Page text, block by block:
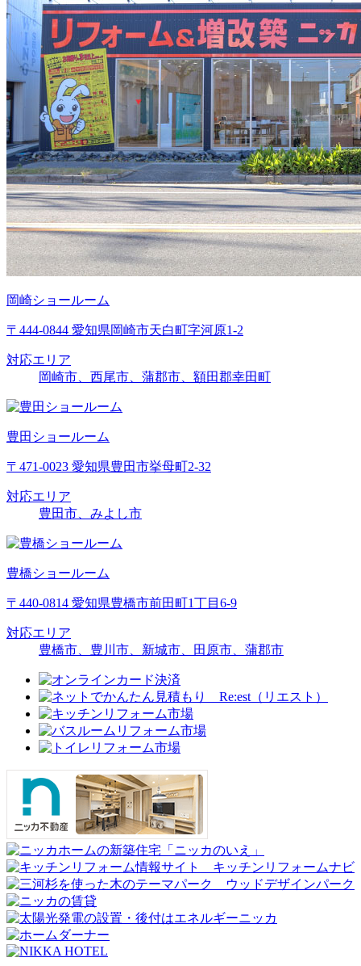
岡崎ショールーム
〒444-0844 愛知県岡崎市天白町字河原1-2
対応エリア
岡崎市、西尾市、蒲郡市、額田郡幸田町
豊田ショールーム
〒471-0023 愛知県豊田市挙母町2-32
対応エリア
豊田市、みよし市
豊橋ショールーム
〒440-0814 愛知県豊橋市前田町1丁目6-9
対応エリア
豊橋市、豊川市、新城市、田原市、蒲郡市